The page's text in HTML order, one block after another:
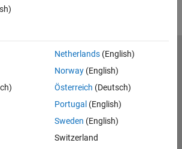
Netherlands(English)
Norway(English)
Österreich (Deutsch)
Portugal (English)
Sweden (English)
Switzerland
Marcas comerciales
Antipiratería
Estado de las aplicaciones
MathWorks, Inc.
Seleccione un país/